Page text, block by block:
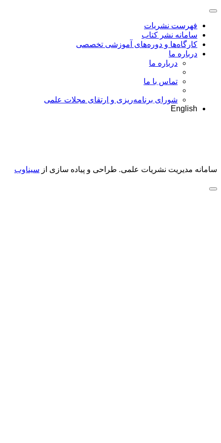
فهرست نشریات
سامانه نشر کتاب
کارگاه‌ها و دوره‌های آموزشی تخصصی
درباره ما
درباره ما
تماس با ما
شورای برنامه‌ریزی و ارتقای مجلات علمی
English
سامانه مدیریت نشریات علمی. طراحی و پیاده سازی از سیناوب